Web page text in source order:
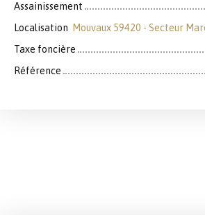
Assainissement
Localisation
Taxe foncière
Référence